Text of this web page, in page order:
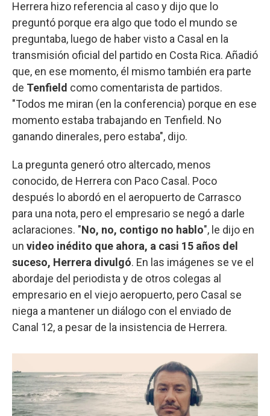
Herrera hizo referencia al caso y dijo que lo
preguntó porque era algo que todo el mundo se
preguntaba, luego de haber visto a Casal en la
transmisión oficial del partido en Costa Rica. Añadió
que, en ese momento, él mismo también era parte
de Tenfield como comentarista de partidos.
"Todos me miran (en la conferencia) porque en ese
momento estaba trabajando en Tenfield. No
ganando dinerales, pero estaba", dijo.
La pregunta generó otro altercado, menos
conocido, de Herrera con Paco Casal. Poco
después lo abordó en el aeropuerto de Carrasco
para una nota, pero el empresario se negó a darle
aclaraciones. "No, no, contigo no hablo", le dijo en
un video inédito que ahora, a casi 15 años del
suceso, Herrera divulgó. En las imágenes se ve el
abordaje del periodista y de otros colegas al
empresario en el viejo aeropuerto, pero Casal se
niega a mantener un diálogo con el enviado de
Canal 12, a pesar de la insistencia de Herrera.